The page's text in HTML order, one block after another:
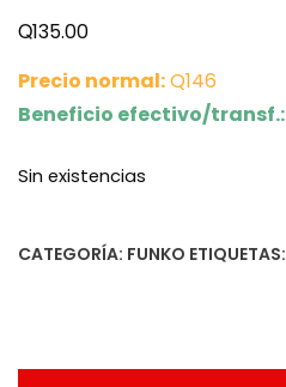
Q135.00
Precio normal:Q146
Beneficio efectivo/transf.:
Sin existencias
CATEGORÍA: FUNKO ETIQUETAS: